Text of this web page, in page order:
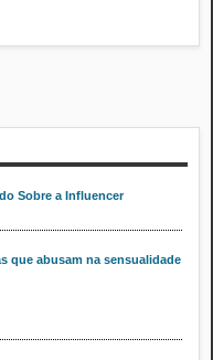
Sobre a Influencer
que abusam na sensualidade